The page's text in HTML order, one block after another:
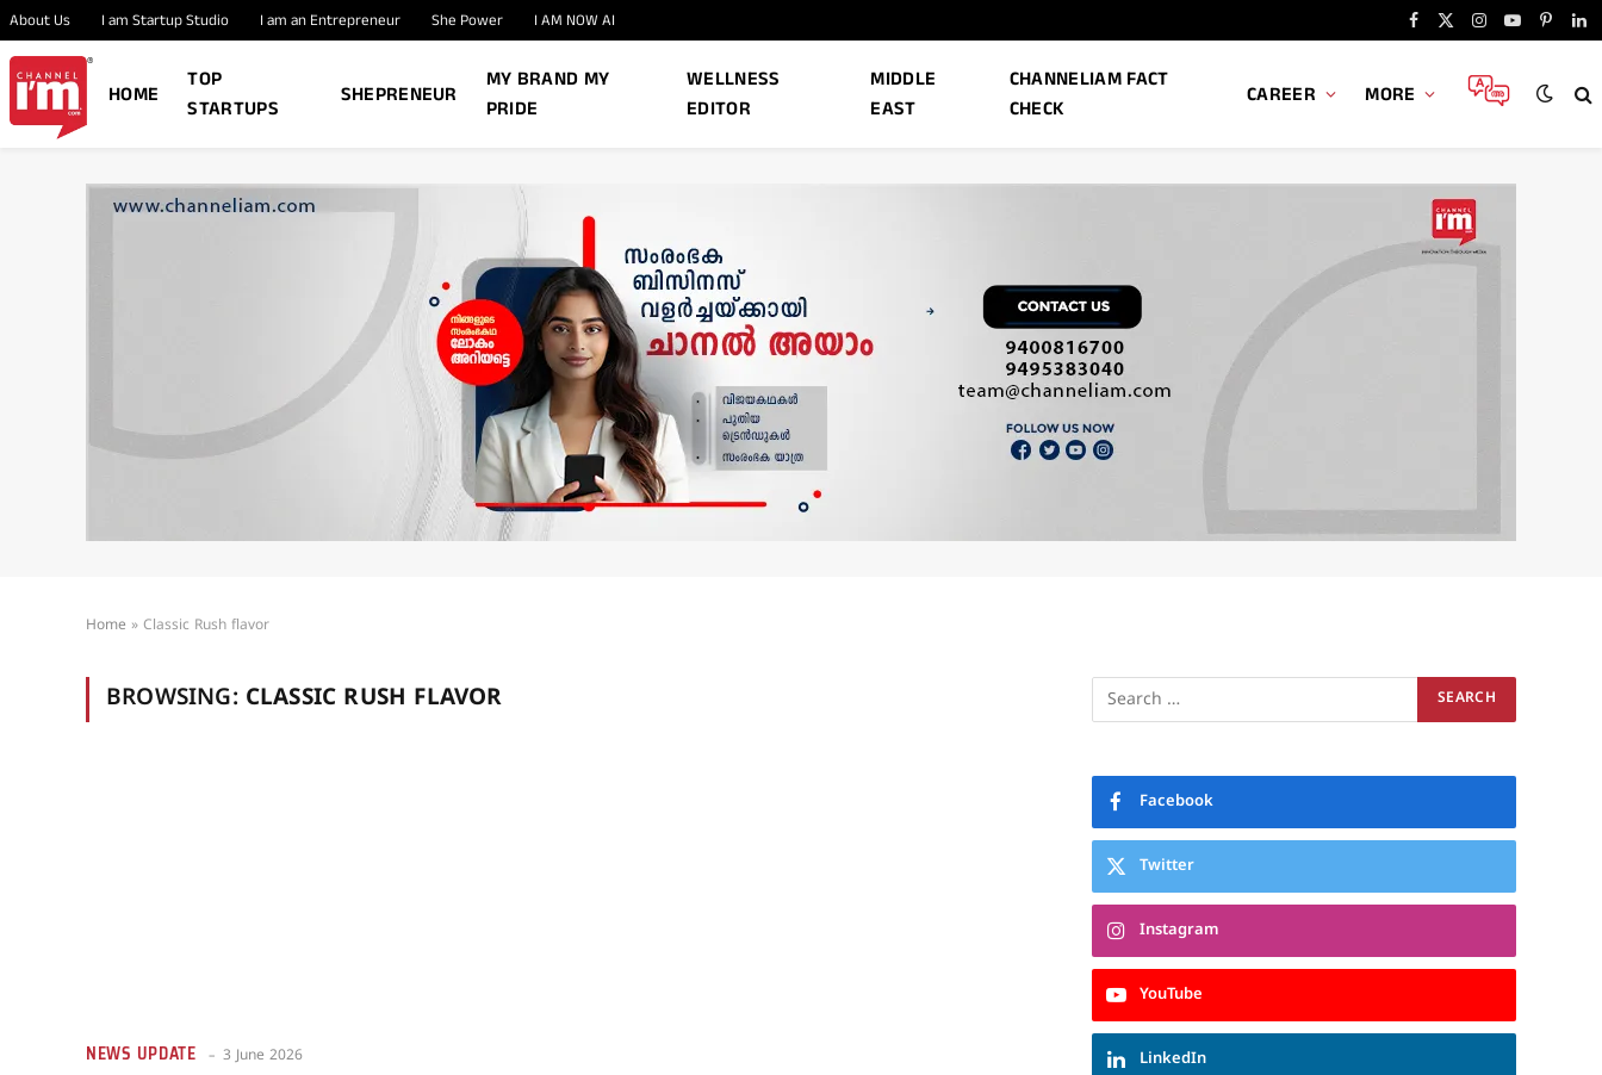
About Us I am Startup Studio I am an Entrepreneur She Power I AM NOW AI
Facebook
X
Instagram
YouTube
HOME
TOP
STARTUPS
SHEPRENEUR
MY BRAND MY
PRIDE
WELLNESS
EDITOR
MIDDLE
EAST
CHANNELIAM FACT
CHECK
CAREER MORE
Home » Classic Rush flavor
BROWSING: CLASSIC RUSH FLAVOR
NEWS UPDATE 3 June 2026
Facebook
Twitter
Instagram
YouTube
LinkedIn